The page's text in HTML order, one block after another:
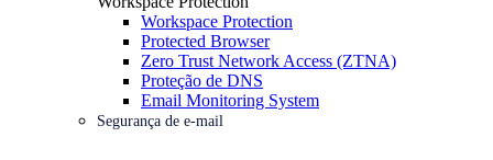
Workspace Protection
Protected Browser
Zero Trust Network Access (ZTNA)
Proteção de DNS
Email Monitoring System
Segurança de e-mail